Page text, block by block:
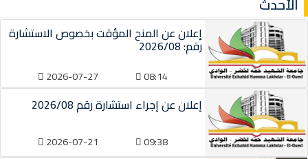
إعلان عن المنح المؤقت بخصوص الاستشارة
رقم: 2026/08
08:14
2026-07-27
إعلان عن إجراء استشارة رقم 2026/08
09:38
2026-07-21